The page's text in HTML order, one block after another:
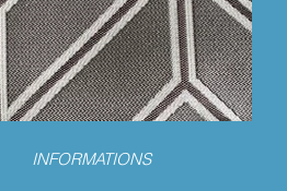
INFORMATIONS